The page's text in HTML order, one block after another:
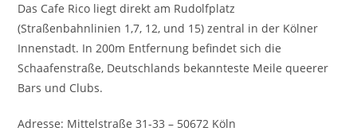
Das Cafe Rico liegt direkt am Rudolfplatz
(Straßenbahnlinien 1,7, 12, und 15) zentral in der Kölner
Innenstadt. In 200m Entfernung befindet sich die
Schaafenstraße, Deutschlands bekannteste Meile queerer
Bars und Clubs.
Adresse: Mittelstraße 31-33 – 50672 Köln